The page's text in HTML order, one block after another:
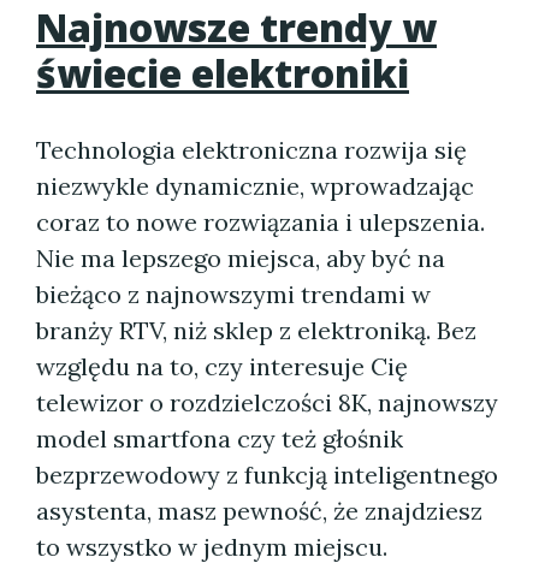
Najnowsze trendy w
świecie elektroniki
Technologia elektroniczna rozwija się
niezwykle dynamicznie, wprowadzając
coraz to nowe rozwiązania i ulepszenia.
Nie ma lepszego miejsca, aby być na
bieżąco z najnowszymi trendami w
branży RTV, niż sklep z elektroniką. Bez
względu na to, czy interesuje Cię
telewizor o rozdzielczości 8K, najnowszy
model smartfona czy też głośnik
bezprzewodowy z funkcją inteligentnego
asystenta, masz pewność, że znajdziesz
to wszystko w jednym miejscu.